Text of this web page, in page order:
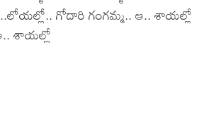
– Movie Songs
– Movie Songs
గోదారి గంగమ్మ.. ఆ.. శాయల్లో
శాయల్లో